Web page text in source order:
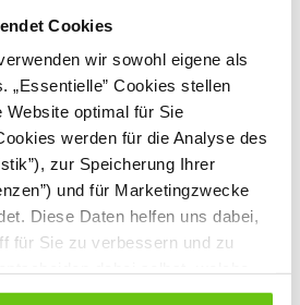
Cookies
wir sowohl eigene als
„Essentielle” Cookies stellen
Website optimal für Sie
werden für die Analyse des
zur Speicherung Ihrer
und für Marketingzwecke
Diese Daten helfen uns dabei,
für Sie zu verbessern und zu
Verweigern Sie Ihre Zustimmung,
Modelliermasse Öko,
Produktnummer:605100